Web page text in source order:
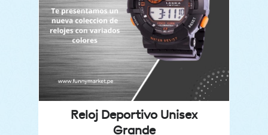
Reloj Deportivo Unisex
Grande